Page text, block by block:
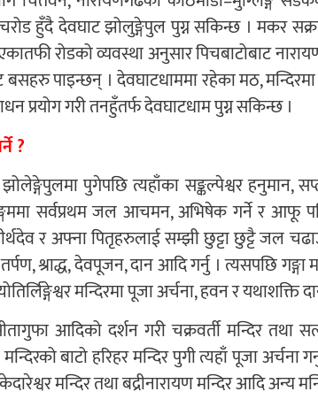
हुँदै देवघाट झोलुङ्गेपुल पुग्न सकिन्छ । मकर
रोडको व्यवस्था अनुसार पिचबाटोबाट
बसहरु पाइन्छन् । देवघाटधाममा रहेका मठ,
प्रयोग गरी तनहुँतर्फ देवघाटधाम पुग्न सकिन्छ ।
?
पुगेपछि त्यहाँका सङ्कल्पेश्वर हनुमान,
सर्वप्रथम जल आचमन, अभिषेक गर्ने र आफू
र अफ्ना पितृहरुलाई सम्झी छुट्टा छुट्टै जल
श्राद्ध, देवपूजन, दान आदि गर्नु । त्यसपछि
मन्दिरमा पूजा अर्चना, हवन र यथाशक्ति
आदिको दर्शन गरी चक्रवर्ती मन्दिर तथा
बाटो हरिहर मन्दिर पुगी त्यहाँ पूजा अर्चना
मन्दिर तथा बद्रीनारायण मन्दिर आदि अन्य